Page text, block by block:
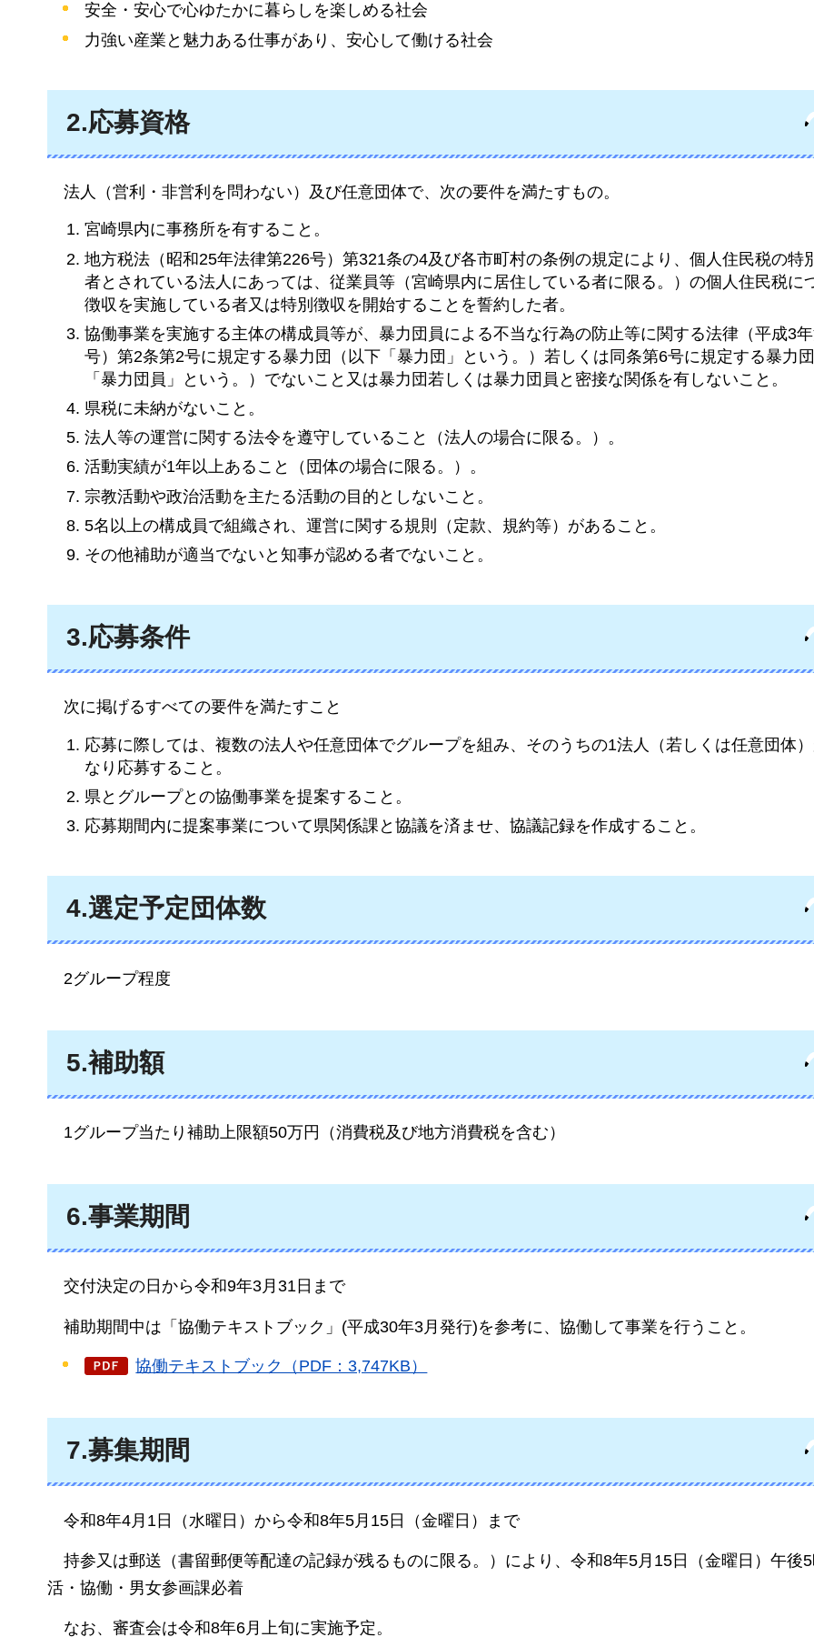
安全・安心で心ゆたかに暮らしを楽しめる社会
力強い産業と魅力ある仕事があり、安心して働ける社会
2.応募資格
法人 （営利・非営利を問わない）及び任意団体で、次の要件を満たすもの。
宮崎県内に事務所を有すること。
地方税法（昭和25年法律第226号）第321条の4及び各市町村の条例の規定により、個人住民税の特
者とされている法人にあっては、従業員等（宮崎県内に居住している者に限る。）の個人住民税に
徴収を実施している者又は特別徴収を開始することを誓約した者。
協働事業を実施する主体の構成員等が、暴力団員による不当な行為の防止等に関する法律（平成3
号）第2条第2号に規定する暴力団（以下「暴力団」という。）若しくは同条第6号に規定する暴力
「暴力団員」という。）でないこと又は暴力団若しくは暴力団員と密接な関係を有しないこと。
県税に未納がないこと。
法人等の運営に関する法令を遵守していること（法人の場合に限る。）。
活動実績が1年以上あること（団体の場合に限る。）。
宗教活動や政治活動を主たる活動の目的としないこと。
5名以上の構成員で組織され、運営に関する規則（定款、規約等）があること。
その他補助が適当でないと知事が認める者でないこと。
3.応募条件
次に掲げるすべての要件を満たすこと
応募に際しては、複数の法人や任意団体でグループを組み、そのうちの1法人（若しくは任意団体
なり応募すること。
県とグループとの協働事業を提案すること。
応募期間内に提案事業について県関係課と協議を済ませ、協議記録を作成すること。
4.選定予定団体数
2グループ程度
5.補助額
1グループ当たり補助上限額50万円（消費税及び地方消費税を含む）
6.事業期間
交付決定の日から令和9年3月31日まで
補助期間中は 「協働テキストブック」(平成30年3月発行)を参考に、協働して事業を行うこと。
協働テキストブック（PDF：3,747KB）
7.募集期間
令和8年4月1日 （水曜日）から令和8年5月15日（金曜日）まで
持参又は郵送（書留郵便等配達の記録が残るものに限る。）により、令和8年5月15日（金曜日）午後
活・協働・男女参画課必着
なお、 審査会は令和8年6月上旬に実施予定。